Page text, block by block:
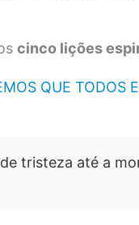
cinco lições
QUE TODOS
tristeza até a